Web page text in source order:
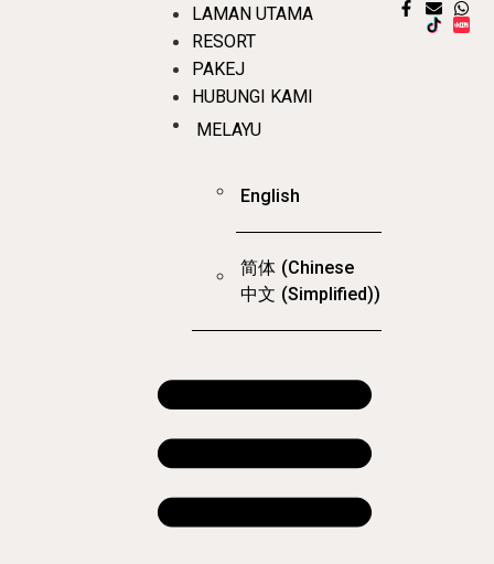
LAMAN UTAMA
RESORT
PAKEJ
HUBUNGI KAMI
MELAYU
English
简体
中文
(Chinese
(Simplified))